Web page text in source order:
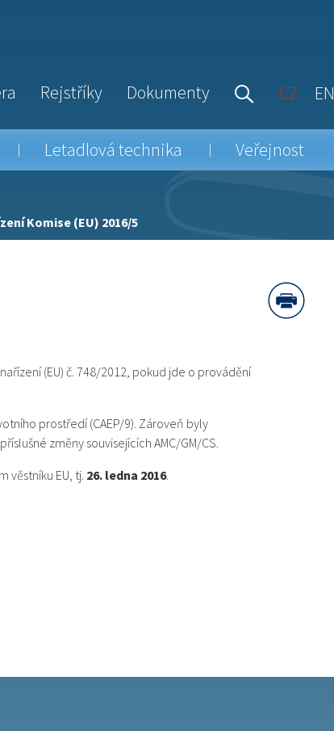
Rejstříky Dokumenty CZ EN
Letadlová technika Veřejnost
Komise (EU) 2016/5
(EU) č. 748/2012, pokud jde o provádění
prostředí (CAEP/9). Zároveň byly
změny souvisejících AMC/GM/CS.
věstníku EU, tj. 26. ledna 2016.